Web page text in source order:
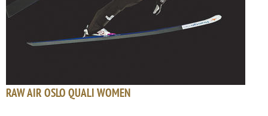
RAW AIR OSLO QUALI WOMEN